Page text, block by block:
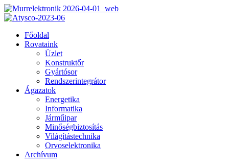
Főoldal
Rovataink
Üzlet
Konstruktőr
Gyártósor
Rendszerintegrátor
Ágazatok
Energetika
Informatika
Járműipar
Minőségbiztosítás
Világítástechnika
Orvoselektronika
Archívum